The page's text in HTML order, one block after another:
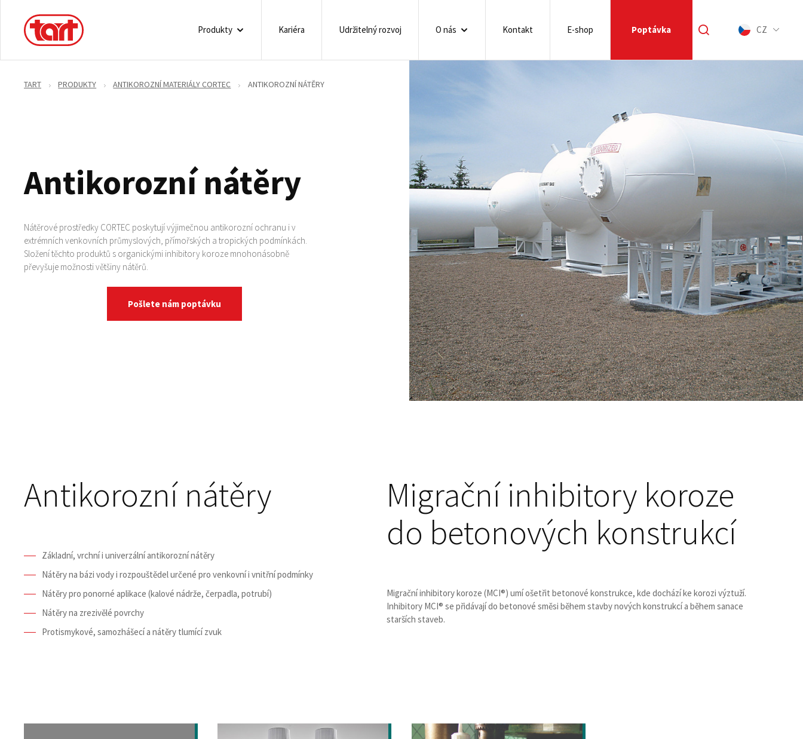
Produkty Kariéra Udržitelný rozvoj O nás Kontakt E-shop Poptávka CZ
TART PRODUKTY ANTIKOROZNÍ MATERIÁLY CORTEC ANTIKOROZNÍ NÁTĚRY
Antikorozní nátěry
Nátěrové prostředky CORTEC poskytují výjimečnou antikorozní ochranu i v
extrémních venkovních průmyslových, přímořských a tropických podmínkách.
Složení těchto produktů s organickými inhibitory koroze mnohonásobně
převyšuje možnosti většiny nátěrů.
Pošlete nám poptávku
Antikorozní nátěry
Základní, vrchní i univerzální antikorozní nátěry
Nátěry na bázi vody i rozpouštědel určené pro venkovní i vnitřní podmínky
Nátěry pro ponorné aplikace (kalové nádrže, čerpadla, potrubí)
Nátěry na zrezivělé povrchy
Protismykové, samozhášecí a nátěry tlumící zvuk
Migrační inhibitory koroze
do betonových konstrukcí
Migrační inhibitory koroze (MCI®) umí ošetřit betonové konstrukce, kde dochází ke korozi výztuží.
Inhibitory MCI® se přidávají do betonové směsi během stavby nových konstrukcí a během sanace
starších staveb.